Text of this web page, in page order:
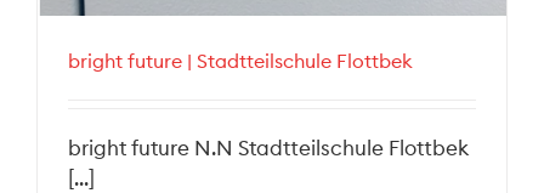
bright future | Stadtteilschule Flottbek
bright future N.N Stadtteilschule Flottbek
[...]